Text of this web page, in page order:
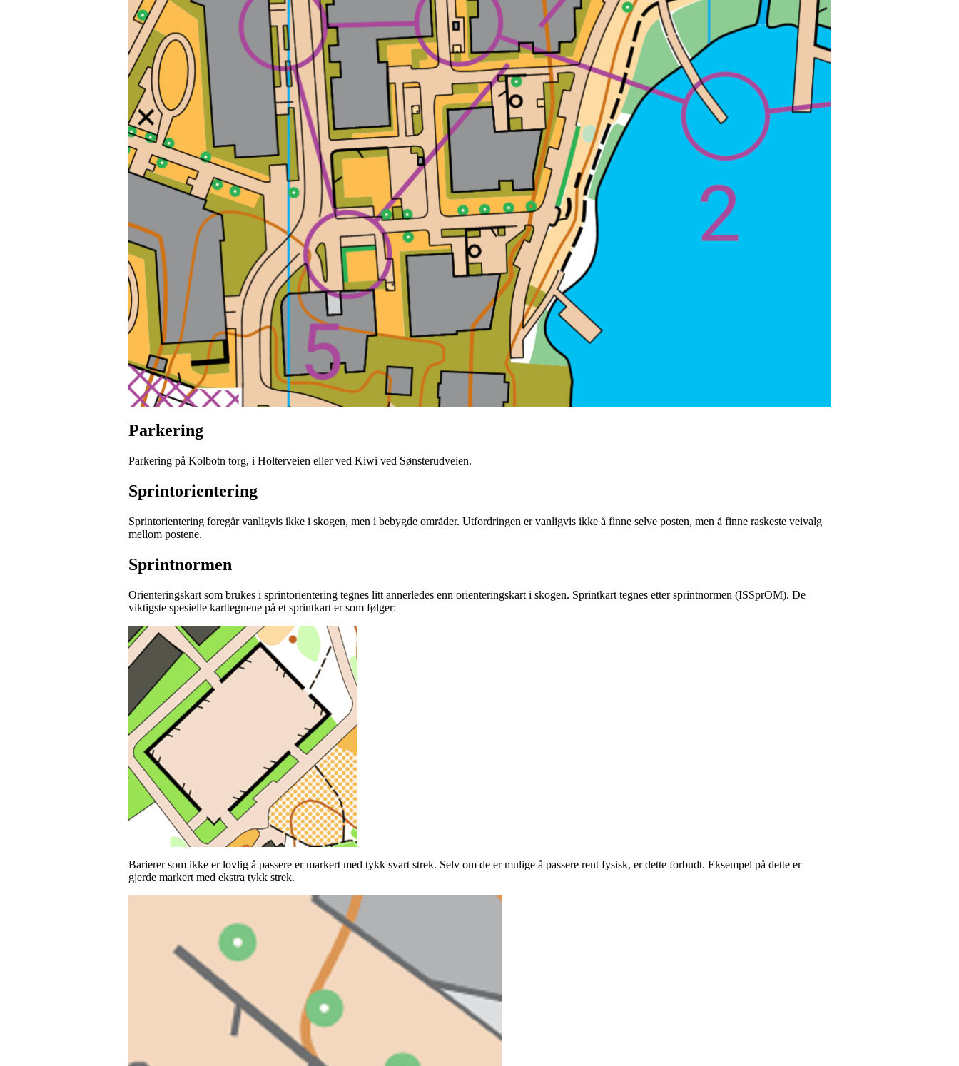
Parkering
Parkering på Kolbotn torg, i Holterveien eller ved Kiwi ved Sønsterudveien.
Sprintorientering
Sprintorientering foregår vanligvis ikke i skogen, men i bebygde områder. Utfordringen er vanligvis ikke å finne selve posten, men å finne raskeste veivalg
mellom postene.
Sprintnormen
Orienteringskart som brukes i sprintorientering tegnes litt annerledes enn orienteringskart i skogen. Sprintkart tegnes etter sprintnormen (ISSprOM). De
viktigste spesielle karttegnene på et sprintkart er som følger:
Barierer som ikke er lovlig å passere er markert med tykk svart strek. Selv om de er mulige å passere rent fysisk, er dette forbudt. Eksempel på dette er
gjerde markert med ekstra tykk strek.